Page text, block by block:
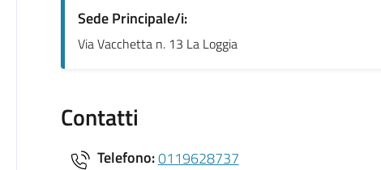
Sede Principale/i:
Via Vacchetta n. 13 La Loggia
Contatti
Telefono:0119628737